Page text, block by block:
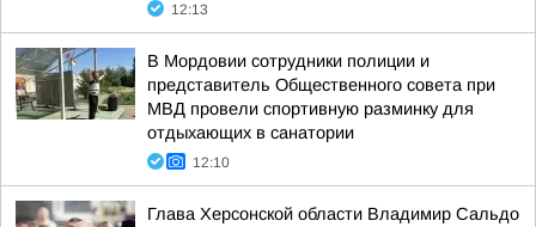
12:13
В Мордовии сотрудники полиции и
представитель Общественного совета при
МВД провели спортивную разминку для
отдыхающих в санатории
12:10
Глава Херсонской области Владимир Сальдо